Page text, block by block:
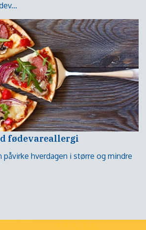
fødevareallergi
påvirke hverdagen i større og mindre